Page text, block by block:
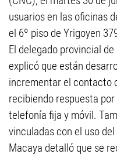
usuarios en las oficinas
el 6º piso de Yrigoyen
El delegado provincial
explicó que están
incrementar el contacto
recibiendo respuesta
telefonía fija y móvil.
vinculadas con el uso
Macaya detalló que se